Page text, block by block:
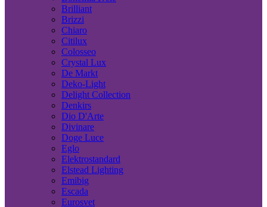
Brilliant
Brizzi
Chiaro
Citilux
Colosseo
Crystal Lux
De Markt
Deko-Light
Delight Collection
Denkirs
Dio D'Arte
Divinare
Doge Luce
Eglo
Elektrostandard
Elstead Lighting
Emibig
Escada
Eurosvet